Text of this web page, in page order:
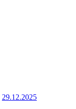
29.12.2025